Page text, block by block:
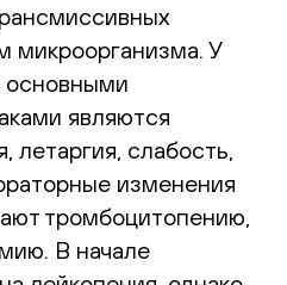
микроорганизма. У
основными
являются
летаргия, слабость,
изменения
тромбоцитопению,
В начале